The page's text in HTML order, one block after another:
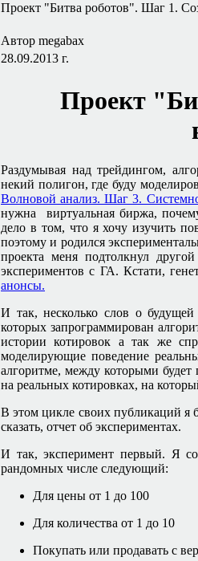
Проект "Битва роботов". Шаг 1.
Автор megabax
28.09.2013 г.
Проект
Раздумывая над трейдингом,
некий полигон, где буду
Волновой анализ. Шаг 3.
нужна виртуальная биржа,
дело в том, что я хочу изучить
поэтому и родился
проекта меня подтолкнул
экспериментов с ГА. Кстати,
анонсы.
И так, несколько слов о
которых запрограммирован
истории котировок а так же
моделирующие поведение
алгоритме, между которыми
на реальных котировках, на
В этом цикле своих публикаций я
сказать, отчет об экспериментах.
И так, эксперимент первый. Я
рандомных числе следующий:
Для цены от 1 до 100
Для количества от 1 до 10
Покупать или продавать с